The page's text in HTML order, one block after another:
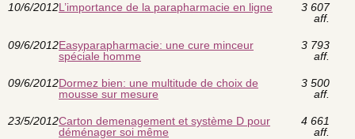
10/6/2012L’importance de la parapharmacie en ligne
3 607
aff.
09/6/2012Easyparapharmacie: une cure minceur
spéciale homme
3 793
aff.
09/6/2012Dormez bien: une multitude de choix de
mousse sur mesure
3 500
aff.
23/5/2012Carton demenagement et système D pour
déménager soi même
4 661
aff.